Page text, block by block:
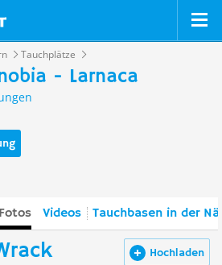
Tauchplätze
- Larnaca
Fotos Videos Tauchbasen in der
Hochladen